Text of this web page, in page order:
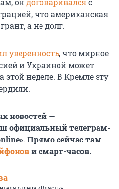
ондоговаривалсяс
что американская
а не долг.
уверенность, что мирное
и Украиной может
этой неделе. В Кремле эту
новостей —
официальный телеграм-
Прямо сейчас там
и смарт-часов.